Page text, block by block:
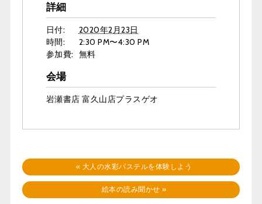
詳細
日付:
2020年2月23日
時間:
2:30 PM〜4:30 PM
参加費: 無料
会場
岩瀬書店 富久山店プラスゲオ
« 大人の水彩パステルを体験しよう
絵本の読み聞かせ »